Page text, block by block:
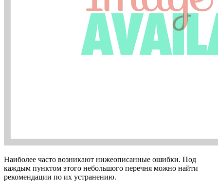
Наиболее часто возникают нижеописанные ошибки. Под
каждым пунктом этого небольшого перечня можно найти
рекомендации по их устранению.